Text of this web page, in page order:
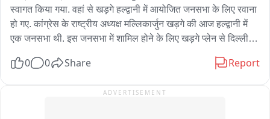
स्वागत किया गया. वहां से खड़गे हल्द्वानी में आयोजित जनसभा के लिए रवाना
हो गए. कांग्रेस के राष्ट्रीय अध्यक्ष मल्लिकार्जुन खड़गे की आज हल्द्वानी में
एक जनसभा थी. इस जनसभा में शामिल होने के लिए खड़गे प्लेन से दिल्ली से
अध्यक्ष ममता रानी सहित कई कांग्रेस नेताओं ने राष्ट्रीय अध्यक्ष का स्वागत
0 0 Share Report
ADVERTISEMENT